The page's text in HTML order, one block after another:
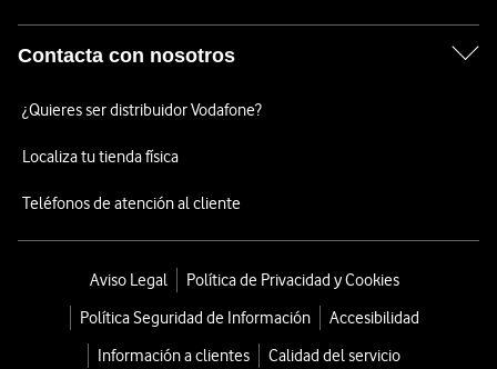
Contacta con nosotros
¿Quieres ser distribuidor Vodafone?
Localiza tu tienda física
Teléfonos de atención al cliente
Aviso Legal
Política de Privacidad y Cookies
Política Seguridad de Información
Accesibilidad
Información a clientes
Calidad del servicio